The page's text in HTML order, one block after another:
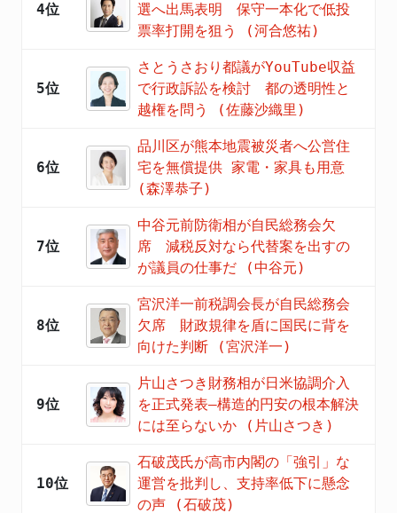
4位
選へ出馬表明 保守一本化で低投
票率打開を狙う (河合悠祐)
5位
さとうさおり都議がYouTube収益
で行政訴訟を検討 都の透明性と
越権を問う (佐藤沙織里)
6位
品川区が熊本地震被災者へ公営住
宅を無償提供 家電・家具も用意
(森澤恭子)
7位
中谷元前防衛相が自民総務会欠
席 減税反対なら代替案を出すの
が議員の仕事だ (中谷元)
8位
宮沢洋一前税調会長が自民総務会
欠席 財政規律を盾に国民に背を
向けた判断 (宮沢洋一)
9位
片山さつき財務相が日米協調介入
を正式発表―構造的円安の根本解決
には至らないか (片山さつき)
10位
石破茂氏が高市内閣の「強引」な
運営を批判し、支持率低下に懸念
の声 (石破茂)